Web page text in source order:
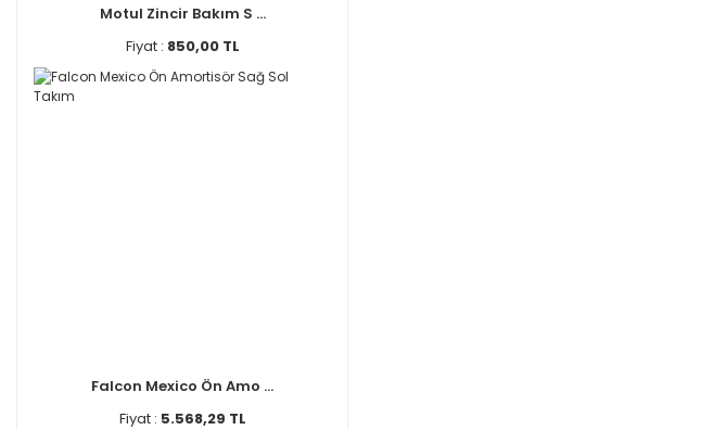
Motul Zincir Bakım S ...
Fiyat : 850,00 TL
Falcon Mexico Ön Amo ...
Fiyat : 5.568,29 TL